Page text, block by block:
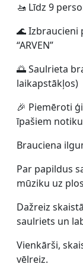
🚤 Līdz 9
🌊 Izbraucieni
“ARVEN”
🌅 Saulrieta
laikapstākļos)
🎉 Piemēroti
īpašiem
Brauciena
Par papildus
mūziku uz
Dažreiz
saulriets un
Vienkārši,
vēlreiz.